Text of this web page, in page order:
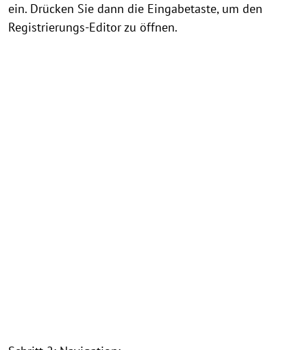
ein. Drücken Sie dann die Eingabetaste, um den
Registrierungs-Editor zu öffnen.